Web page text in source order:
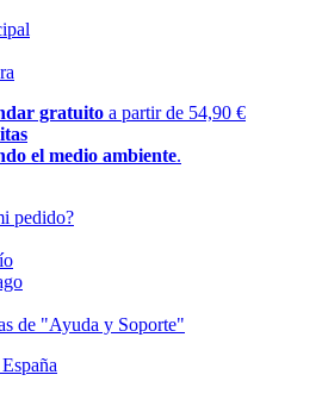
gratuito a partir de 54,90 €
el medio ambiente.
pedido?
de "Ayuda y Soporte"